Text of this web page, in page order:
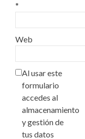
*
Web
Al usar este
formulario
accedes al
almacenamiento
y gestión de
tus datos